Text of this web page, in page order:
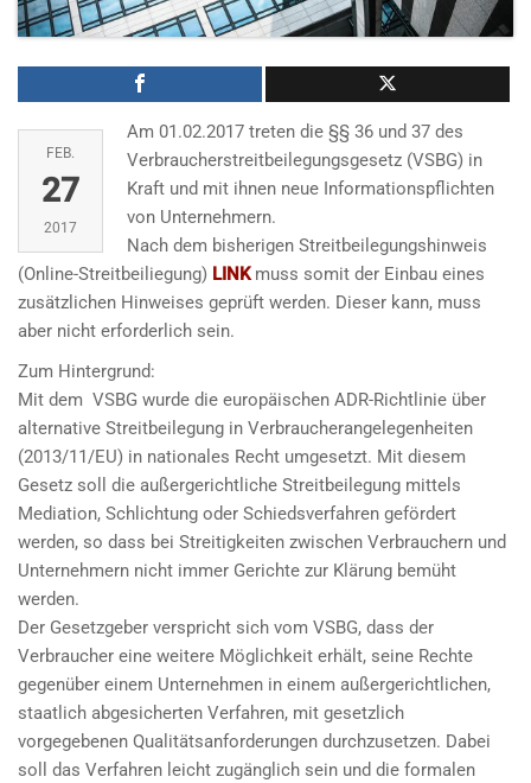
FEB.
27
2017
Am 01.02.2017 treten die §§ 36 und 37 des
Verbraucherstreitbeilegungsgesetz (VSBG) in
Kraft und mit ihnen neue Informationspflichten
von Unternehmern.
Nach dem bisherigen Streitbeilegungshinweis
(Online-Streitbeiliegung) LINKmuss somit der Einbau eines
zusätzlichen Hinweises geprüft werden. Dieser kann, muss
aber nicht erforderlich sein.
Zum Hintergrund:
Mit dem VSBG wurde die europäischen ADR-Richtlinie über
alternative Streitbeilegung in Verbraucherangelegenheiten
(2013/11/EU) in nationales Recht umgesetzt. Mit diesem
Gesetz soll die außergerichtliche Streitbeilegung mittels
Mediation, Schlichtung oder Schiedsverfahren gefördert
werden, so dass bei Streitigkeiten zwischen Verbrauchern und
Unternehmern nicht immer Gerichte zur Klärung bemüht
werden.
Der Gesetzgeber verspricht sich vom VSBG, dass der
Verbraucher eine weitere Möglichkeit erhält, seine Rechte
gegenüber einem Unternehmen in einem außergerichtlichen,
staatlich abgesicherten Verfahren, mit gesetzlich
vorgegebenen Qualitätsanforderungen durchzusetzen. Dabei
soll das Verfahren leicht zugänglich sein und die formalen